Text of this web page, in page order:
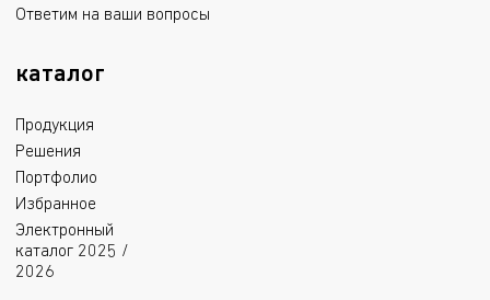
Ответим на ваши вопросы
каталог
Продукция
Решения
Портфолио
Избранное
Электронный
каталог 2025 /
2026